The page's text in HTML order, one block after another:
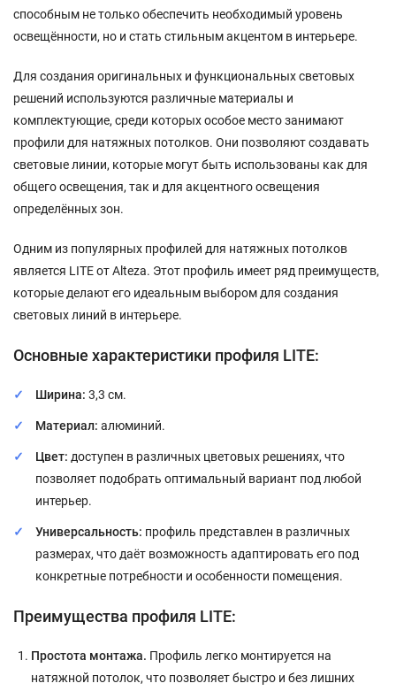
способным не только обеспечить необходимый уровень
освещённости, но и стать стильным акцентом в интерьере.
Для создания оригинальных и функциональных световых
решений используются различные материалы и
комплектующие, среди которых особое место занимают
профили для натяжных потолков. Они позволяют создавать
световые линии, которые могут быть использованы как для
общего освещения, так и для акцентного освещения
определённых зон.
Одним из популярных профилей для натяжных потолков
является LITE от Alteza. Этот профиль имеет ряд преимуществ,
которые делают его идеальным выбором для создания
световых линий в интерьере.
Основные характеристики профиля LITE:
Ширина: 3,3 см.
Материал: алюминий.
Цвет: доступен в различных цветовых решениях, что
позволяет подобрать оптимальный вариант под любой
интерьер.
Универсальность: профиль представлен в различных
размерах, что даёт возможность адаптировать его под
конкретные потребности и особенности помещения.
Преимущества профиля LITE:
Простота монтажа. Профиль легко монтируется на
натяжной потолок, что позволяет быстро и без лишних